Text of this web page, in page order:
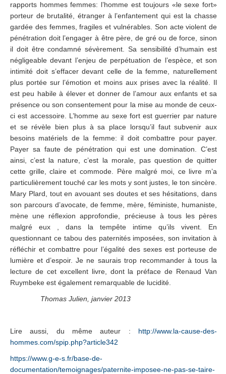
rapports hommes femmes: l’homme est toujours «le sexe fort»
porteur de brutalité, étranger à l’enfantement qui est la chasse
gardée des femmes, fragiles et vulnérables. Son acte violent de
pénétration doit l’engager à être père, de gré ou de force, sinon
il doit être condamné sévèrement. Sa sensibilité d’humain est
négligeable devant l’enjeu de perpétuation de l’espèce, et son
intimité doit s’effacer devant celle de la femme, naturellement
plus portée sur l’émotion et moins aux prises avec la réalité. Il
est peu habile à élever et donner de l’amour aux enfants et sa
présence ou son consentement pour la mise au monde de ceux-
ci est accessoire. L’homme au sexe fort est guerrier par nature
et se révèle bien plus à sa place lorsqu’il faut subvenir aux
besoins matériels de la femme: il doit combattre pour payer.
Payer sa faute de pénétration qui est une domination. C’est
ainsi, c’est la nature, c’est la morale, pas question de quitter
cette grille, claire et commode. Père malgré moi, ce livre m’a
particulièrement touché car les mots y sont justes, le ton sincère.
Mary Plard, tout en avouant ses doutes et ses hésitations, dans
son parcours d’avocate, de femme, mère, féministe, humaniste,
mène une réflexion approfondie, précieuse à tous les pères
malgré eux , dans la tempête intime qu’ils vivent. En
questionnant ce tabou des paternités imposées, son invitation à
réfléchir et combattre pour l’égalité des sexes est porteuse de
lumière et d’espoir. Je ne saurais trop recommander à tous la
lecture de cet excellent livre, dont la préface de Renaud Van
Ruymbeke est également remarquable de lucidité.
Thomas Julien, janvier 2013
Lire aussi, du même auteur : http://www.la-cause-des-
hommes.com/spip.php?article342
https://www.g-e-s.fr/base-de-
documentation/temoignages/paternite-imposee-ne-pas-se-taire-